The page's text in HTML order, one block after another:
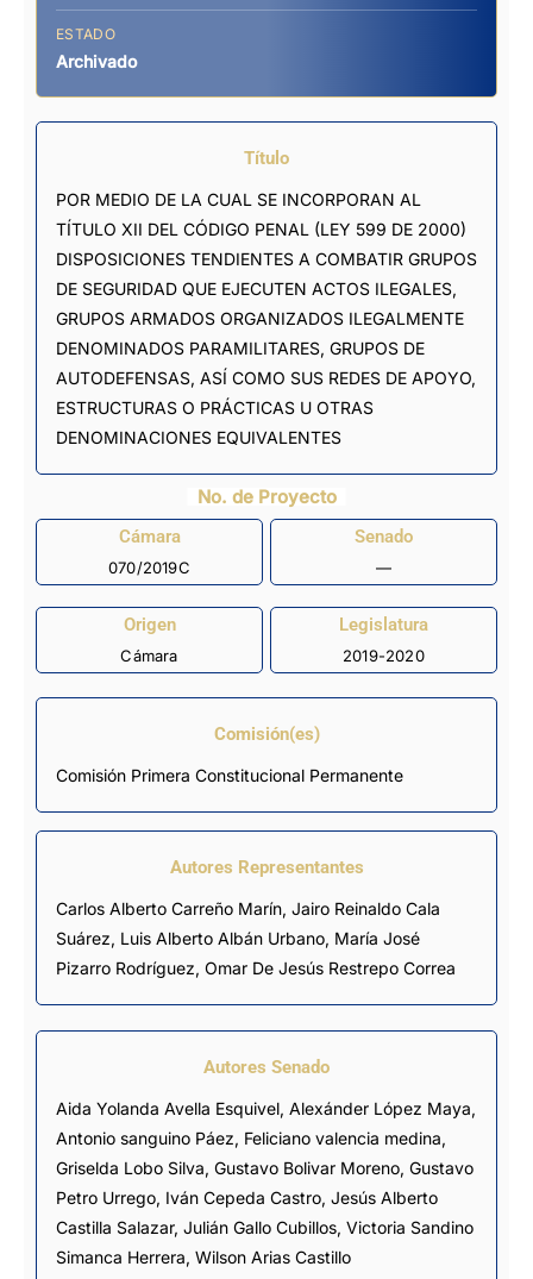
ESTADO
Archivado
Título
POR MEDIO DE LA CUAL SE INCORPORAN AL
TÍTULO XII DEL CÓDIGO PENAL (LEY 599 DE 2000)
DISPOSICIONES TENDIENTES A COMBATIR GRUPOS
DE SEGURIDAD QUE EJECUTEN ACTOS ILEGALES,
GRUPOS ARMADOS ORGANIZADOS ILEGALMENTE
DENOMINADOS PARAMILITARES, GRUPOS DE
AUTODEFENSAS, ASÍ COMO SUS REDES DE APOYO,
ESTRUCTURAS O PRÁCTICAS U OTRAS
DENOMINACIONES EQUIVALENTES
No. de Proyecto
Cámara
070/2019C
Senado
—
Origen
Cámara
Legislatura
2019-2020
Comisión(es)
Comisión Primera Constitucional Permanente
Autores Representantes
Carlos Alberto Carreño Marín, Jairo Reinaldo Cala
Suárez, Luis Alberto Albán Urbano, María José
Pizarro Rodríguez, Omar De Jesús Restrepo Correa
Autores Senado
Aida Yolanda Avella Esquivel, Alexánder López Maya,
Antonio sanguino Páez, Feliciano valencia medina,
Griselda Lobo Silva, Gustavo Bolivar Moreno, Gustavo
Petro Urrego, Iván Cepeda Castro, Jesús Alberto
Castilla Salazar, Julián Gallo Cubillos, Victoria Sandino
Simanca Herrera, Wilson Arias Castillo